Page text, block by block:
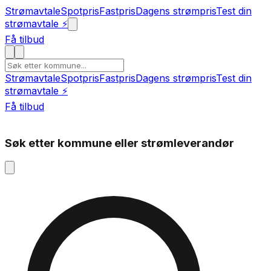
StrømavtaleSpotprisFastprisDagens strømprisTest din
strømavtale ⚡
Få tilbud
StrømavtaleSpotprisFastprisDagens strømprisTest din
strømavtale ⚡
Få tilbud
Søk etter kommune eller strømleverandør